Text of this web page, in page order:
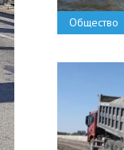
Общество